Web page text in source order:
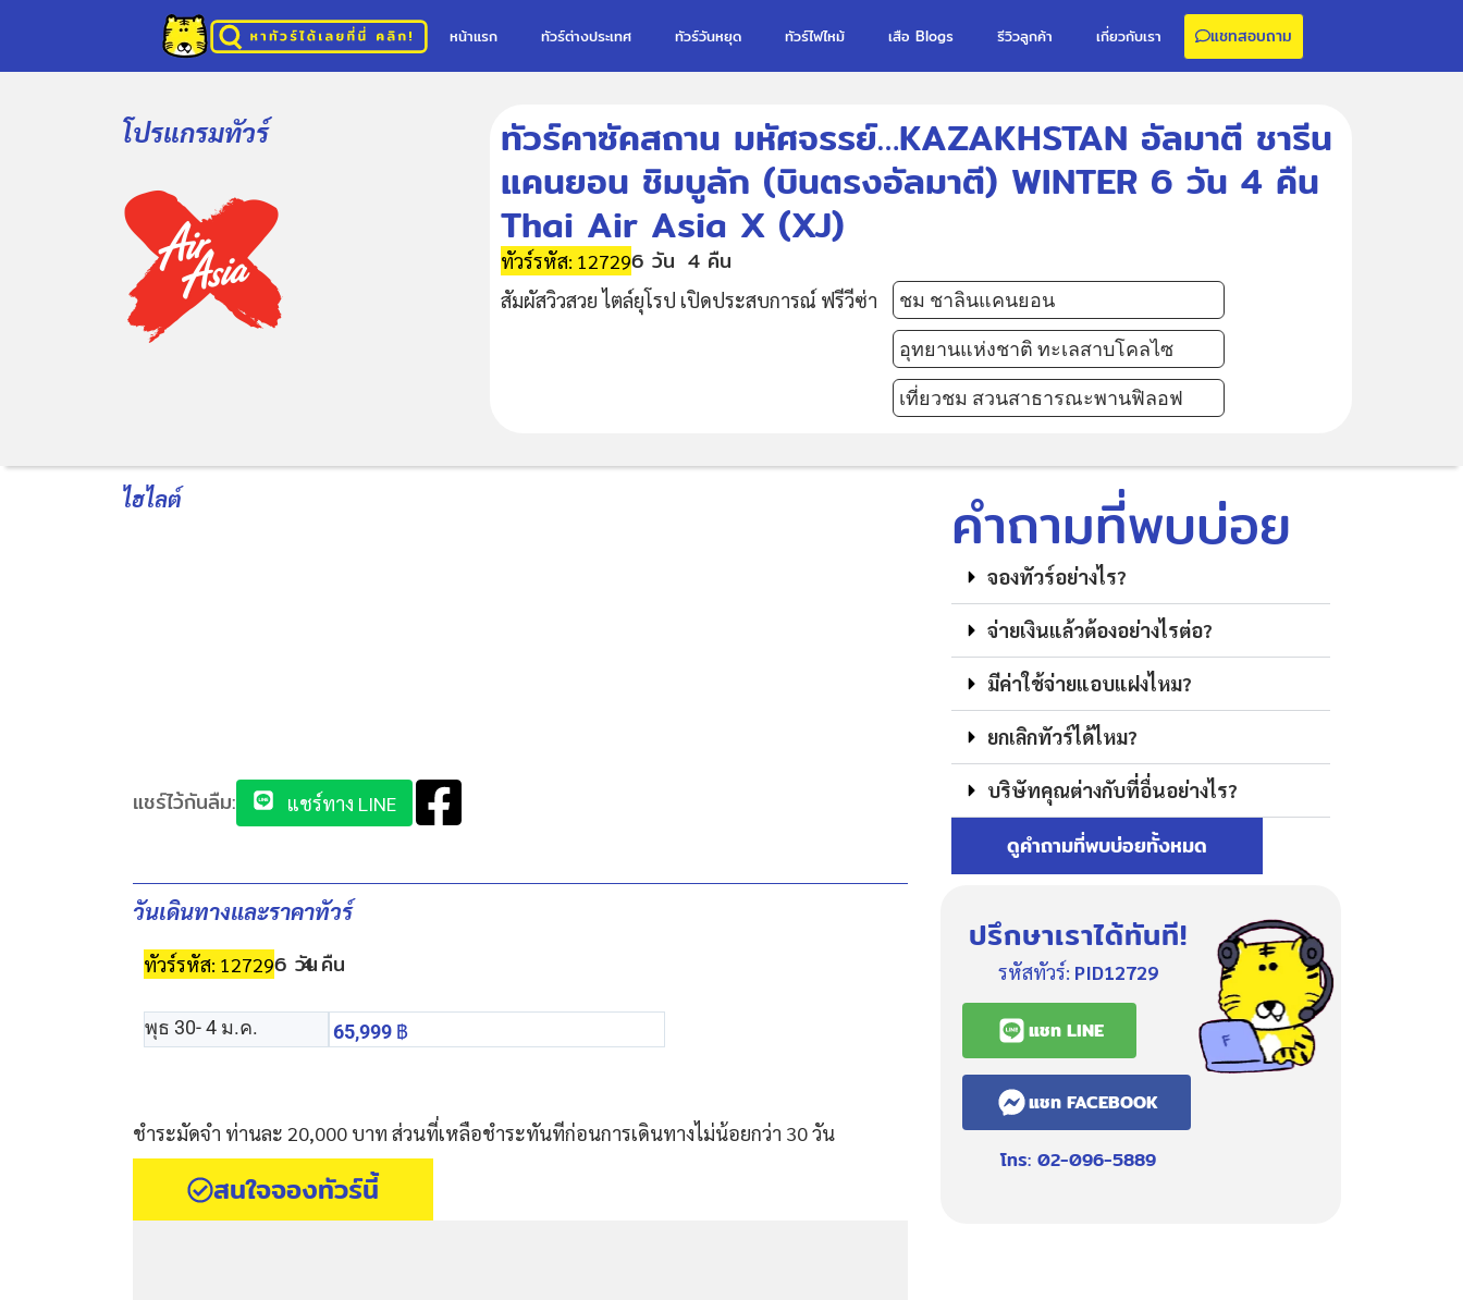
หน้าแรก ทัวร์ต่างประเทศ ทัวร์วันหยุด ทัวร์ไฟไหม้ เสือ Blogs รีวิวลูกค้า เกี่ยวกับเรา แชทสอบถาม
โปรแกรมทัวร์
ทัวร์คาซัคสถาน มหัศจรรย์…KAZAKHSTAN อัลมาตี ชารีน
แคนยอน ชิมบูลัก (บินตรงอัลมาตี) WINTER 6 วัน 4 คืน
Thai Air Asia X (XJ)
ทัวร์รหัส: 127296 วัน 4 คืน
สัมผัสวิวสวย ไตล์ยุโรป เปิดประสบการณ์ ฟรีวีซ่า ชม ชาลินแคนยอน
อุทยานแห่งชาติ ทะเลสาบโคลไซ
เที่ยวชม สวนสาธารณะพานฟิลอฟ
ไฮไลต์
แชร์ไว้กันลืม: แชร์ทาง LINE
วันเดินทางและราคาทัวร์
ทัวร์รหัส: 127296 วัน4 คืน
พุธ 30- 4 ม.ค. 65,999 ฿
ชำระมัดจำ ท่านละ 20,000 บาท ส่วนที่เหลือชำระทันทีก่อนการเดินทางไม่น้อยกว่า 30 วัน
สนใจจองทัวร์นี้
คำถามที่พบบ่อย
จองทัวร์อย่างไร?
จ่ายเงินแล้วต้องอย่างไรต่อ?
มีค่าใช้จ่ายแอบแฝงไหม?
ยกเลิกทัวร์ได้ไหม?
บริษัทคุณต่างกับที่อื่นอย่างไร?
ดูคำถามที่พบบ่อยทั้งหมด
ปรึกษาเราได้ทันที!
รหัสทัวร์: PID12729
แชท LINE
แชท FACEBOOK
โทร: 02-096-5889